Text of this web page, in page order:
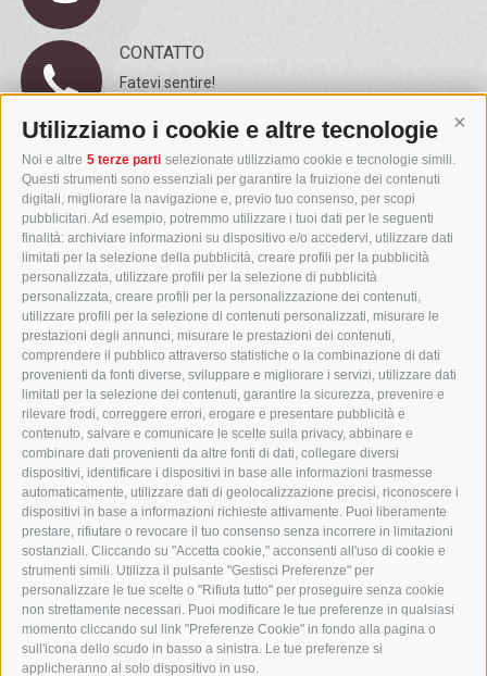
Utilizziamo i cookie e altre tecnologie
Noi e altre 5 terze parti selezionate utilizziamo cookie e tecnologie simili.
Questi strumenti sono essenziali per garantire la fruizione dei contenuti
digitali, migliorare la navigazione e, previo tuo consenso, per scopi
pubblicitari. Ad esempio, potremmo utilizzare i tuoi dati per le seguenti
finalità: archiviare informazioni su dispositivo e/o accedervi, utilizzare dati
limitati per la selezione della pubblicità, creare profili per la pubblicità
personalizzata, utilizzare profili per la selezione di pubblicità
personalizzata, creare profili per la personalizzazione dei contenuti,
utilizzare profili per la selezione di contenuti personalizzati, misurare le
prestazioni degli annunci, misurare le prestazioni dei contenuti,
comprendere il pubblico attraverso statistiche o la combinazione di dati
provenienti da fonti diverse, sviluppare e migliorare i servizi, utilizzare dati
limitati per la selezione dei contenuti, garantire la sicurezza, prevenire e
rilevare frodi, correggere errori, erogare e presentare pubblicità e
contenuto, salvare e comunicare le scelte sulla privacy, abbinare e
combinare dati provenienti da altre fonti di dati, collegare diversi
dispositivi, identificare i dispositivi in base alle informazioni trasmesse
automaticamente, utilizzare dati di geolocalizzazione precisi, riconoscere i
dispositivi in base a informazioni richieste attivamente. Puoi liberamente
prestare, rifiutare o revocare il tuo consenso senza incorrere in limitazioni
sostanziali. Cliccando su "Accetta cookie," acconsenti all'uso di cookie e
strumenti simili. Utilizza il pulsante "Gestisci Preferenze" per
personalizzare le tue scelte o "Rifiuta tutto" per proseguire senza cookie
non strettamente necessari. Puoi modificare le tue preferenze in qualsiasi
momento cliccando sul link "Preferenze Cookie" in fondo alla pagina o
sull'icona dello scudo in basso a sinistra. Le tue preferenze si
applicheranno al solo dispositivo in uso.
CONTATTO
Fatevi sentire!
REFERENZE
Un centro servizi con gli strumenti giusti.
SinfoTel Coop. • via degli Artigiani 26 • I-39040 Velturno
T+39 0472 543036 • F +39 0472 543305
info@sinfotel.bz.it
UID IT 02372020210 • Credits • Mappa del sito • Cookie Policy
Preferenze Cookies